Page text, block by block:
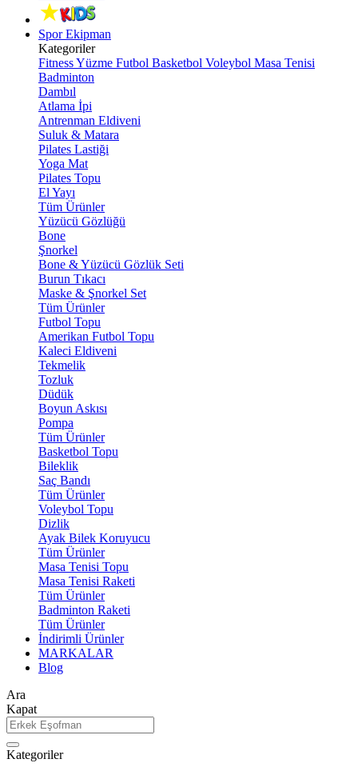
Spor Ekipman
Kategoriler
FitnessYüzme Futbol Basketbol Voleybol Masa Tenisi
Badminton
Dambıl
Atlama İpi
Antrenman Eldiveni
Suluk & Matara
Pilates Lastiği
Yoga Mat
Pilates Topu
El Yayı
Tüm Ürünler
Yüzücü Gözlüğü
Bone
Şnorkel
Bone & Yüzücü Gözlük Seti
Burun Tıkacı
Maske & Şnorkel Set
Tüm Ürünler
Futbol Topu
Amerikan Futbol Topu
Kaleci Eldiveni
Tekmelik
Tozluk
Düdük
Boyun Askısı
Pompa
Tüm Ürünler
Basketbol Topu
Bileklik
Saç Bandı
Tüm Ürünler
Voleybol Topu
Dizlik
Ayak Bilek Koruyucu
Tüm Ürünler
Masa Tenisi Topu
Masa Tenisi Raketi
Tüm Ürünler
Badminton Raketi
Tüm Ürünler
İndirimli Ürünler
MARKALAR
Blog
Ara
Kapat
Kategoriler